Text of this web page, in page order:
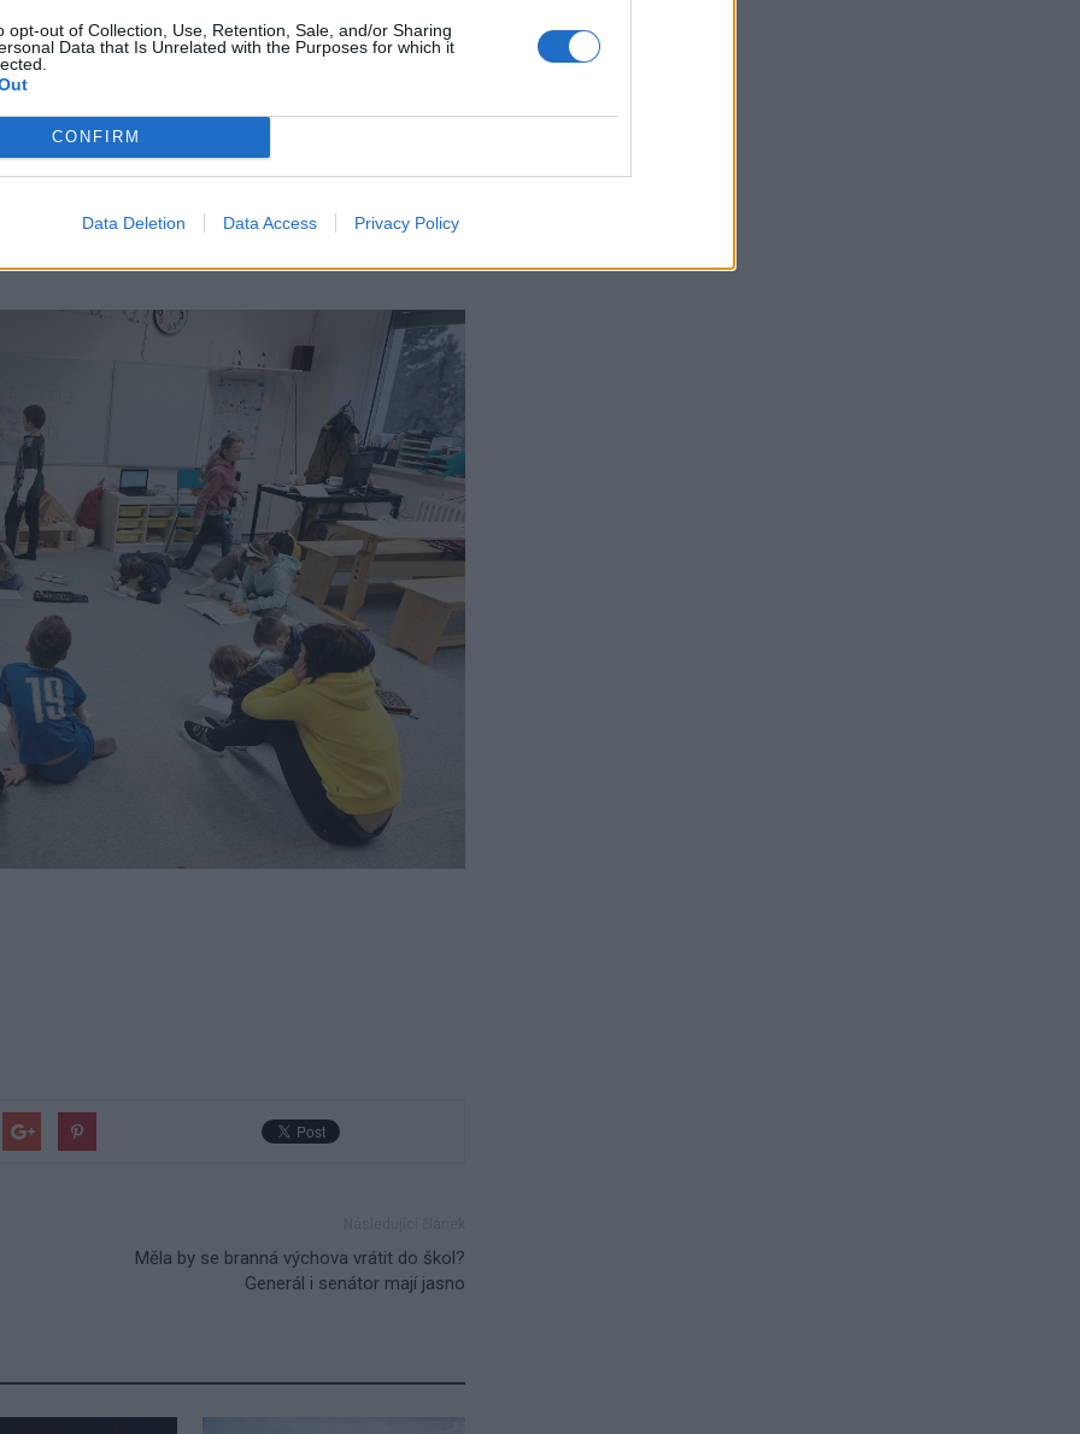
opt-out of Collection, Use, Retention, Sale, and/or Sharing
Data that Is Unrelated with the Purposes for which it
CONFIRM
Data Deletion Data Access Privacy Policy
dovednosti, které když děti ovládnou, bude se
. K nim jsou vedeni žáci ScioŠkol. Jak daleko každý
jim cesty, ale pomoci každému překonávat
dojít na této cestě co nejdál,“
sálu Kulturního střediska
Dobříši i o konceptu školy. Vítána jsou i média. Hostem
Měla by se branná výchova vrátit do škol?
Generál i senátor mají jasno